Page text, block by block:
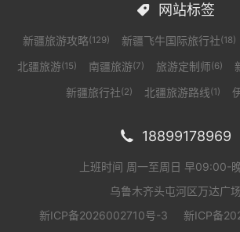
 网站标签
新疆旅游攻略(129) 新疆飞牛国际旅行社(18)
北疆旅游(15) 南疆旅游(7) 旅游定制师(6)
新疆旅行社(2) 北疆旅游路线(1)
 18899178969
上班时间 周一至周日 早09:00-
乌鲁木齐头屯河区万达广场
新ICP备2026002710号-3
新ICP备